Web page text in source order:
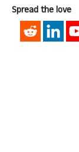
Spread the love